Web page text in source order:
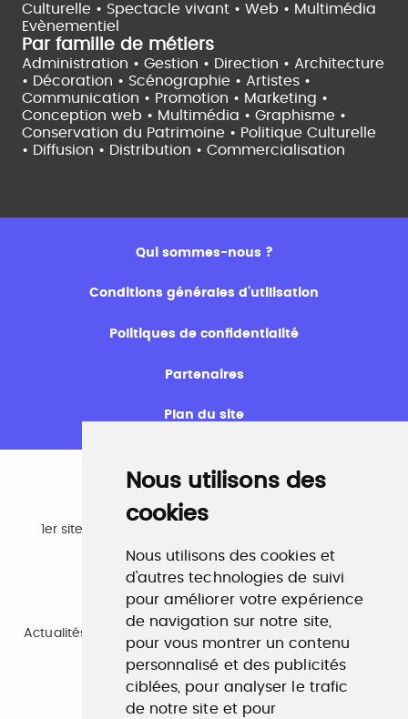
Nous utilisons des
cookies
Nous utilisons des cookies et
d'autres technologies de suivi
pour améliorer votre expérience
de navigation sur notre site,
pour vous montrer un contenu
personnalisé et des publicités
ciblées, pour analyser le trafic
de notre site et pour
Culturelle • Spectacle vivant • Web • Multimédia
Evènementiel
Par famille de métiers
Administration • Gestion • Direction • Architecture
• Décoration • Scénographie • Artistes •
Communication • Promotion • Marketing •
Conception web • Multimédia • Graphisme •
Conservation du Patrimoine • Politique Culturelle
• Diffusion • Distribution • Commercialisation
Qui sommes-nous ?
Conditions générales d’utilisation
Politiques de confidentialité
Partenaires
Plan du site
Emploi
1er site emploi du secteur culturel 784.000 visites et
www.profilculture.com
Formation
Actualités, guide et annuaire des formations aux métiers
de la culture.
www.profilculture-formation.com